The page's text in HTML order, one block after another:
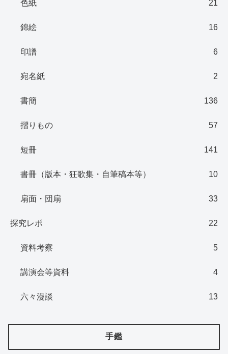
色紙 21
錦絵 16
印譜 6
宛名紙 2
書簡 136
摺りもの 57
短冊 141
書冊（版本・狂歌集・自筆稿本等） 10
扇面・団扇 33
探究レポ 22
資料考察 5
講演会等資料 4
六々漫談 13
手鑑